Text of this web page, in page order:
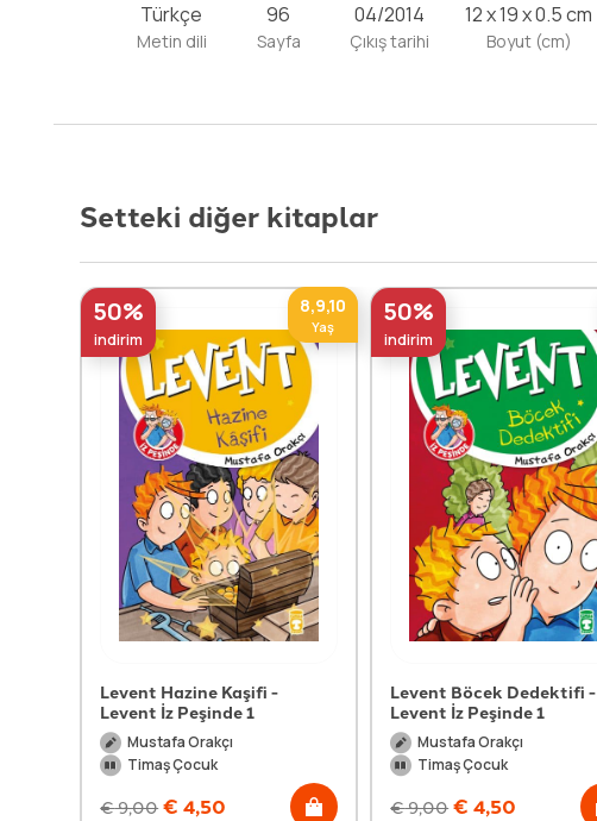
Türkçe
Metin dili
96
Sayfa
04/2014
Çıkış tarihi
12 x 19 x 0.5 cm
Boyut (cm)
Setteki diğer kitaplar
50%
indirim
8,9,10
Yaş
Levent Hazine Kaşifi -
Levent İz Peşinde 1
Mustafa Orakçı
Timaş Çocuk
€9,00 € 4,50
50%
indirim
Levent Böcek Dedektifi -
Levent İz Peşinde 1
Mustafa Orakçı
Timaş Çocuk
€9,00 € 4,50